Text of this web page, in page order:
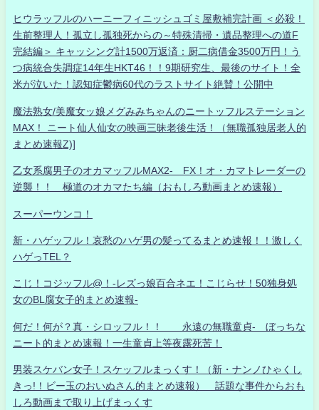
ヒウラッフルのハーニーフィニッシュゴミ屋敷補完計画 ＜必殺！
生前整理人！孤立し孤独死からの～特殊清掃・遺品整理への道F
完結編＞ キャッシング計1500万返済：厨二病借金3500万円！う
つ病統合失調症14年生HKT46！！9期研究生、最後のサイト！全
米が泣いた！認知症鬱病60代のラストサイト絶賛！公開中
魔法熟女/美魔女ッ娘メグみみちゃんのニートッフルステーション
MAX！ ニート仙人仙女の映画三昧老後生活！（無職孤独居老人的
まとめ速報Z)]
乙女系腐男子のオカマッフルMAX2- FX！オ・カマトレーダーの
逆襲！！ 極道のオカマたち編（おもしろ動画まとめ速報）
スーパーウンコ！
新・ハゲッフル！哀愁のハゲ男の髪ってるまとめ速報！！激しく
ハゲっTEL？
こじ！コジッフル@！-レズっ娘百合ネエ！こじらせ！50独身処
女のBL腐女子的まとめ速報-
何だ！何が？真・シロッフル！！ 永遠の無職童貞- ぼっちな
ニート的まとめ速報！一生童貞上等夜露死苦！
男装スケバン女子！スケッフルまっくす！（新・ナンノひゃくし
きっ!！ビー玉のおいぬさん的まとめ速報） 話題な事件からおも
しろ動画まで取り上げまっくす